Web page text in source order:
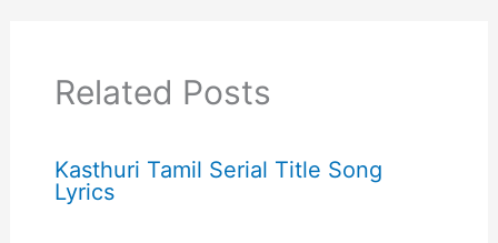
Related Posts
Kasthuri Tamil Serial Title Song
Lyrics